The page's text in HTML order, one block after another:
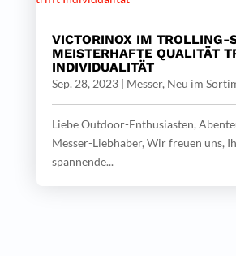
VICTORINOX IM TROLLING-
MEISTERHAFTE QUALITÄT
INDIVIDUALITÄT
Sep. 28, 2023| Messer, Neu im
Liebe Outdoor-Enthusiasten,
Messer-Liebhaber, Wir freuen uns,
spannende...